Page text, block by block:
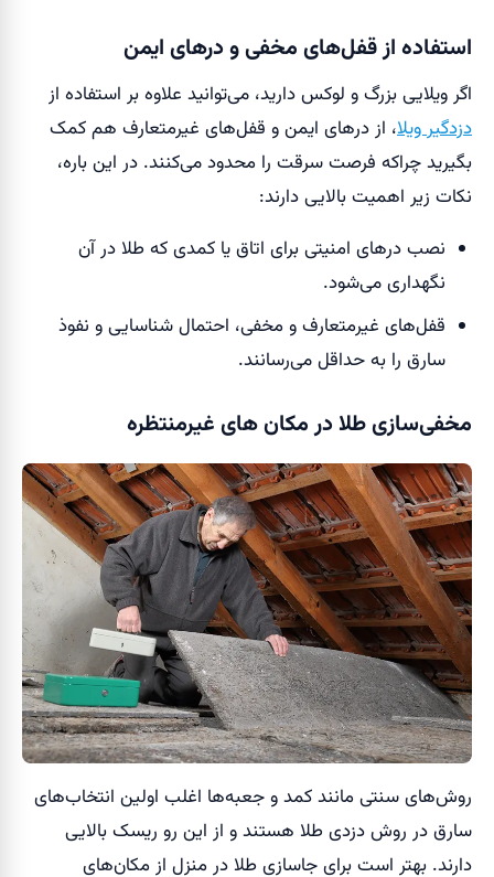
استفاده از قفل‌های مخفی و درهای ایمن
اگر ویلایی بزرگ و لوکس دارید، می‌توانید علاوه بر استفاده از
دزدگیر ویلا، از درهای ایمن و قفل‌های غیرمتعارف هم کمک
بگیرید چراکه فرصت سرقت را محدود می‌کنند. در این باره،
نکات زیر اهمیت بالایی دارند:
نصب درهای امنیتی برای اتاق یا کمدی که طلا در آن
نگهداری می‌شود.
قفل‌های غیرمتعارف و مخفی، احتمال شناسایی و نفوذ
سارق را به حداقل می‌رسانند.
مخفی‌سازی طلا در مکان های غیرمنتظره
روش‌های سنتی مانند کمد و جعبه‌ها اغلب اولین انتخاب‌های
سارق در روش دزدی طلا هستند و از این رو ریسک بالایی
دارند. بهتر است برای جاسازی طلا در منزل از مکان‌های